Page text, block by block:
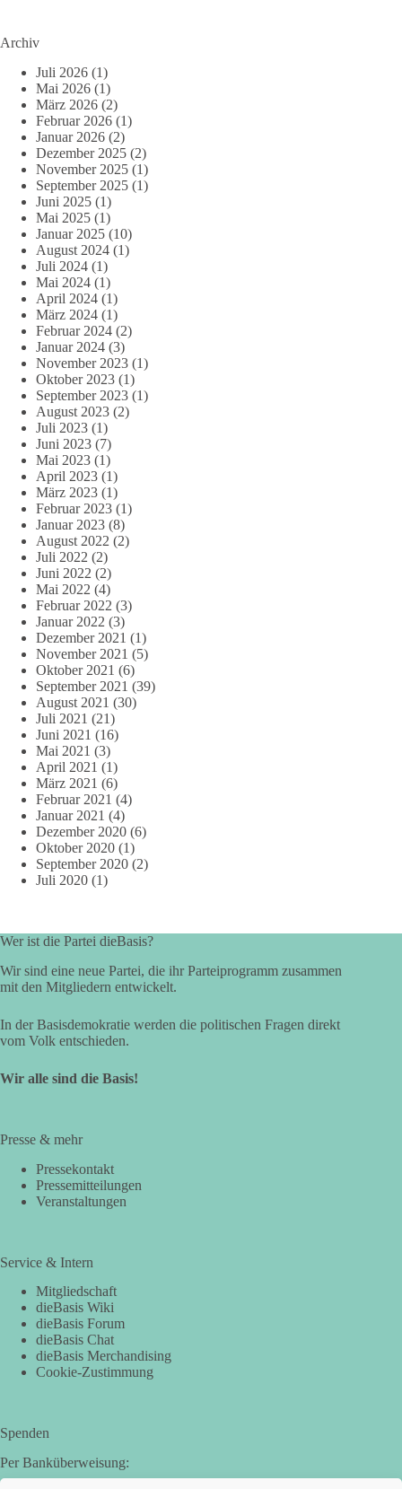
Archiv
Juli 2026 (1)
Mai 2026 (1)
März 2026 (2)
Februar 2026 (1)
Januar 2026 (2)
Dezember 2025 (2)
November 2025 (1)
September 2025 (1)
Juni 2025 (1)
Mai 2025 (1)
Januar 2025 (10)
August 2024 (1)
Juli 2024 (1)
Mai 2024 (1)
April 2024 (1)
März 2024 (1)
Februar 2024 (2)
Januar 2024 (3)
November 2023 (1)
Oktober 2023 (1)
September 2023 (1)
August 2023 (2)
Juli 2023 (1)
Juni 2023 (7)
Mai 2023 (1)
April 2023 (1)
März 2023 (1)
Februar 2023 (1)
Januar 2023 (8)
August 2022 (2)
Juli 2022 (2)
Juni 2022 (2)
Mai 2022 (4)
Februar 2022 (3)
Januar 2022 (3)
Dezember 2021 (1)
November 2021 (5)
Oktober 2021 (6)
September 2021 (39)
August 2021 (30)
Juli 2021 (21)
Juni 2021 (16)
Mai 2021 (3)
April 2021 (1)
März 2021 (6)
Februar 2021 (4)
Januar 2021 (4)
Dezember 2020 (6)
Oktober 2020 (1)
September 2020 (2)
Juli 2020 (1)
Wer ist die Partei dieBasis?
Wir sind eine neue Partei, die ihr Parteiprogramm zusammen
mit den Mitgliedern entwickelt.
In der Basisdemokratie werden die politischen Fragen direkt
vom Volk entschieden.
Wir alle sind die Basis!
Presse & mehr
Pressekontakt
Pressemitteilungen
Veranstaltungen
Service & Intern
Mitgliedschaft
dieBasis Wiki
dieBasis Forum
dieBasis Chat
dieBasis Merchandising
Cookie-Zustimmung
Spenden
Per Banküberweisung: